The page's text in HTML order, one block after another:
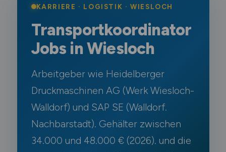
KARRIERE · LOGISTIK · WIESLOCH
Transportkoordinator
Jobs in Wiesloch
Arbeitgeber wie Heidelberger
Druckmaschinen AG (Werk Wiesloch-
Walldorf) und SAP SE (Walldorf.
Nachbarstadt). Gehälter zwischen
34.000 und 48.000 € (2026). und die